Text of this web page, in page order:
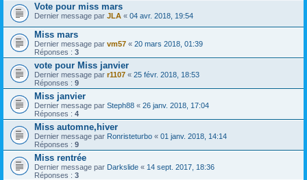
Vote pour miss mars
Dernier message par JLA « 04 avr. 2018, 19:54
Miss mars
Dernier message par vm57 « 20 mars 2018, 01:39
Réponses : 3
vote pour Miss janvier
Dernier message par r1107 « 25 févr. 2018, 18:53
Réponses : 9
Miss janvier
Dernier message par Steph88 « 26 janv. 2018, 17:04
Réponses : 4
Miss automne,hiver
Dernier message par Ronristeturbo « 01 janv. 2018, 14:14
Réponses : 9
Miss rentrée
Dernier message par Darkslide « 14 sept. 2017, 18:36
Réponses : 3